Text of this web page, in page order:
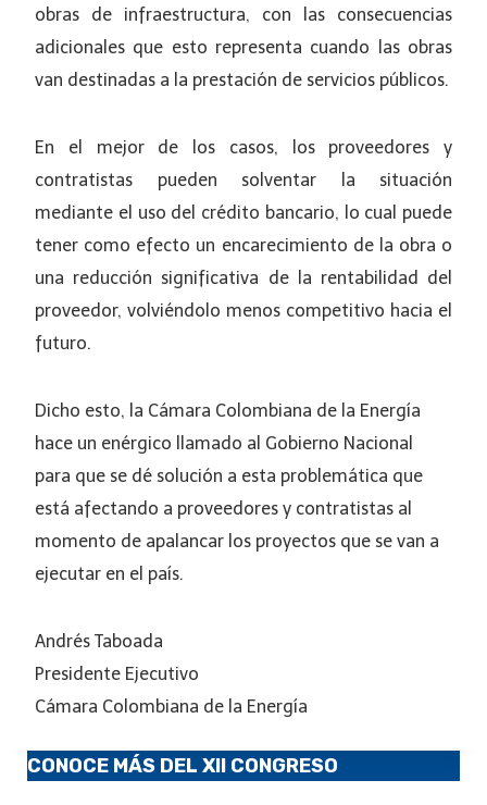
obras de infraestructura, con las consecuencias
adicionales que esto representa cuando las obras
van destinadas a la prestación de servicios públicos.
En el mejor de los casos, los proveedores y
contratistas pueden solventar la situación
mediante el uso del crédito bancario, lo cual puede
tener como efecto un encarecimiento de la obra o
una reducción significativa de la rentabilidad del
proveedor, volviéndolo menos competitivo hacia el
futuro.
Dicho esto, la Cámara Colombiana de la Energía
hace un enérgico llamado al Gobierno Nacional
para que se dé solución a esta problemática que
está afectando a proveedores y contratistas al
momento de apalancar los proyectos que se van a
ejecutar en el país.
Andrés Taboada
Presidente Ejecutivo
Cámara Colombiana de la Energía
CONOCE MÁS DEL XII CONGRESO